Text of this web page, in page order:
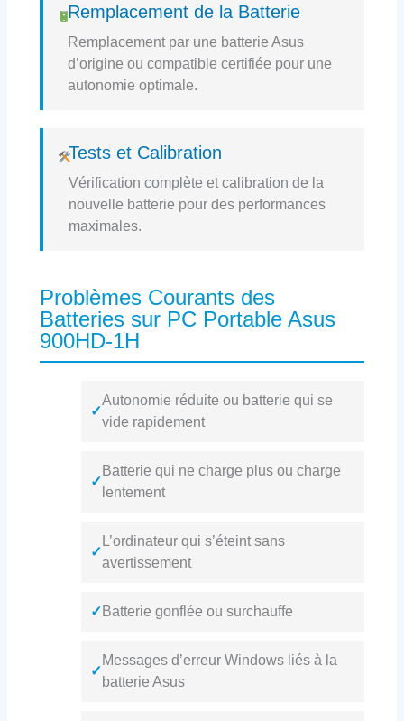
Remplacement de la Batterie
Remplacement par une batterie Asus
d’origine ou compatible certifiée pour une
autonomie optimale.
Tests et Calibration
Vérification complète et calibration de la
nouvelle batterie pour des performances
maximales.
Problèmes Courants des
Batteries sur PC Portable Asus
900HD-1H
✓
Autonomie réduite ou batterie qui se
vide rapidement
✓
Batterie qui ne charge plus ou charge
lentement
✓
L’ordinateur qui s’éteint sans
avertissement
✓ Batterie gonflée ou surchauffe
✓
Messages d’erreur Windows liés à la
batterie Asus